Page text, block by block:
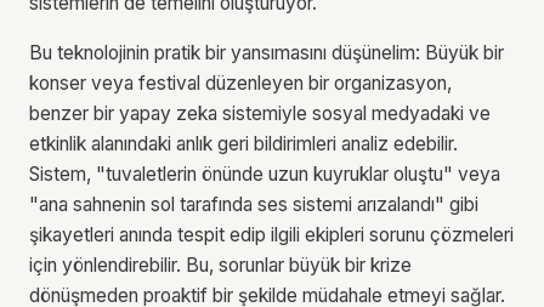
Bu teknolojinin pratik bir yansımasını düşünelim: Büyük bir
konser veya festival düzenleyen bir organizasyon,
benzer bir yapay zeka sistemiyle sosyal medyadaki ve
etkinlik alanındaki anlık geri bildirimleri analiz edebilir.
Sistem, "tuvaletlerin önünde uzun kuyruklar oluştu" veya
"ana sahnenin sol tarafında ses sistemi arızalandı" gibi
şikayetleri anında tespit edip ilgili ekipleri sorunu çözmeleri
için yönlendirebilir. Bu, sorunlar büyük bir krize
dönüşmeden proaktif bir şekilde müdahale etmeyi sağlar.